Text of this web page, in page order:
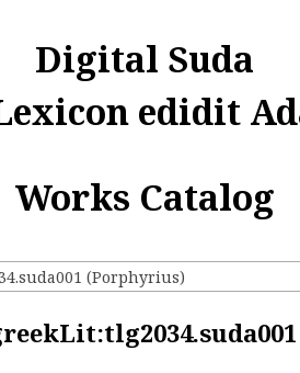
Digital Suda
edidit
Works Catalog
(Porphyrius)